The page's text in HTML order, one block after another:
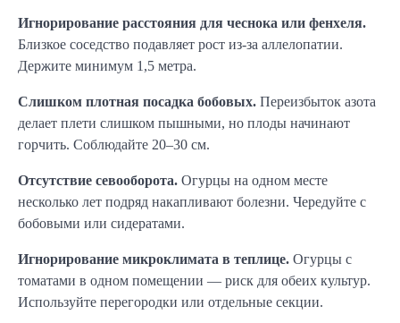
Игнорирование расстояния для чеснока или фенхеля.
Близкое соседство подавляет рост из-за аллелопатии.
Держите минимум 1,5 метра.
Слишком плотная посадка бобовых. Переизбыток азота
делает плети слишком пышными, но плоды начинают
горчить. Соблюдайте 20–30 см.
Отсутствие севооборота. Огурцы на одном месте
несколько лет подряд накапливают болезни. Чередуйте с
бобовыми или сидератами.
Игнорирование микроклимата в теплице. Огурцы с
томатами в одном помещении — риск для обеих культур.
Используйте перегородки или отдельные секции.